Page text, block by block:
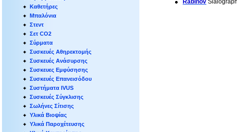
Rabinov
Καθετήρες
Μπαλόνια
Στεντ
Σετ CO2
Σύρματα
Συσκευές Αθηρεκτομής
Συσκευές Ανάσυρσης
Συσκευες Εμφύσησης
Συσκευές Επανεισόδου
Συστήματα IVUS
Συσκευές Σύγκλισης
Σωλήνες Σίτισης
Υλικά Βιοψίας
Υλικά Παροχέτευσης